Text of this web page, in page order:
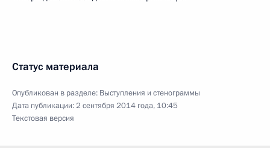
Статус материала
Опубликован в разделе: Выступления и стенограммы
Дата публикации:2 сентября 2014 года, 10:45
Текстовая версия